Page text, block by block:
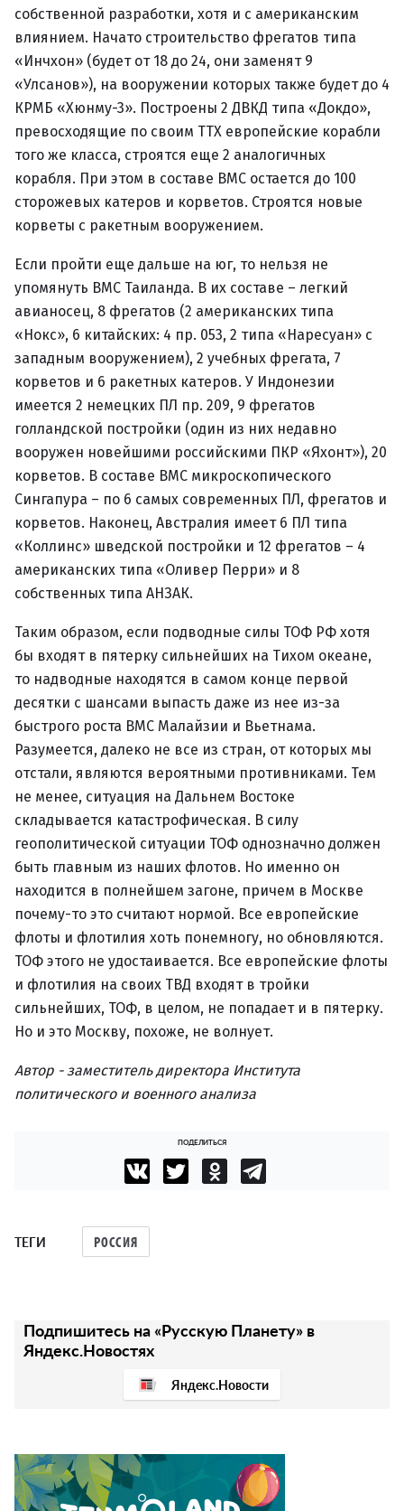
собственной разработки, хотя и с американским
влиянием. Начато строительство фрегатов типа
«Инчхон» (будет от 18 до 24, они заменят 9
«Улсанов»), на вооружении которых также будет до 4
КРМБ «Хюнму-3». Построены 2 ДВКД типа «Докдо»,
превосходящие по своим ТТХ европейские корабли
того же класса, строятся еще 2 аналогичных
корабля. При этом в составе ВМС остается до 100
сторожевых катеров и корветов. Строятся новые
корветы с ракетным вооружением.
Если пройти еще дальше на юг, то нельзя не
упомянуть ВМС Таиланда. В их составе – легкий
авианосец, 8 фрегатов (2 американских типа
«Нокс», 6 китайских: 4 пр. 053, 2 типа «Наресуан» с
западным вооружением), 2 учебных фрегата, 7
корветов и 6 ракетных катеров. У Индонезии
имеется 2 немецких ПЛ пр. 209, 9 фрегатов
голландской постройки (один из них недавно
вооружен новейшими российскими ПКР «Яхонт»), 20
корветов. В составе ВМС микроскопического
Сингапура – по 6 самых современных ПЛ, фрегатов и
корветов. Наконец, Австралия имеет 6 ПЛ типа
«Коллинс» шведской постройки и 12 фрегатов – 4
американских типа «Оливер Перри» и 8
собственных типа АНЗАК.
Таким образом, если подводные силы ТОФ РФ хотя
бы входят в пятерку сильнейших на Тихом океане,
то надводные находятся в самом конце первой
десятки с шансами выпасть даже из нее из-за
быстрого роста ВМС Малайзии и Вьетнама.
Разумеется, далеко не все из стран, от которых мы
отстали, являются вероятными противниками. Тем
не менее, ситуация на Дальнем Востоке
складывается катастрофическая. В силу
геополитической ситуации ТОФ однозначно должен
быть главным из наших флотов. Но именно он
находится в полнейшем загоне, причем в Москве
почему-то это считают нормой. Все европейские
флоты и флотилия хоть понемногу, но обновляются.
ТОФ этого не удостаивается. Все европейские флоты
и флотилия на своих ТВД входят в тройки
сильнейших, ТОФ, в целом, не попадает и в пятерку.
Но и это Москву, похоже, не волнует.
Автор - заместитель директора Института
политического и военного анализа
ПОДЕЛИТЬСЯ
ТЕГИ РОССИЯ
Подпишитесь на «Русскую Планету» в
Яндекс.Новостях
Яндекс.Новости